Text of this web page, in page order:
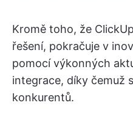
Kromě toho, že
řešení, pokračuje v
pomocí výkonných
integrace, díky čemuž
konkurentů.